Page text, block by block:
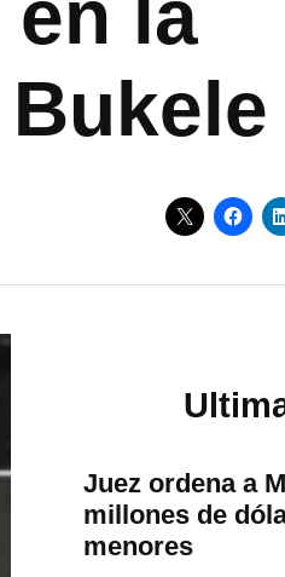
Juez ordena a
millones de
menores